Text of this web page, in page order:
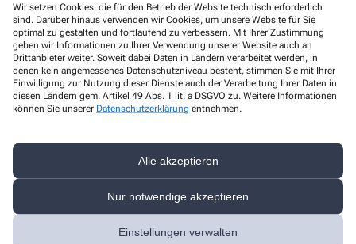
Wir setzen Cookies, die für den Betrieb der Website technisch erforderlich
sind. Darüber hinaus verwenden wir Cookies, um unsere Website für Sie
optimal zu gestalten und fortlaufend zu verbessern. Mit Ihrer Zustimmung
geben wir Informationen zu Ihrer Verwendung unserer Website auch an
Drittanbieter weiter. Soweit dabei Daten in Ländern verarbeitet werden, in
denen kein angemessenes Datenschutzniveau besteht, stimmen Sie mit Ihrer
Einwilligung zur Nutzung dieser Dienste auch der Verarbeitung Ihrer Daten in
diesen Ländern gem. Artikel 49 Abs. 1 lit. a DSGVO zu. Weitere Informationen
können Sie unserer Datenschutzerklärung entnehmen.
Alle akzeptieren
Nur notwendige akzeptieren
Einstellungen verwalten
A WordPress CommenterzuHello world!
Kontakt
Frontenhausener Strasse 29,84137 Vilsbiburg
+49-8741968690